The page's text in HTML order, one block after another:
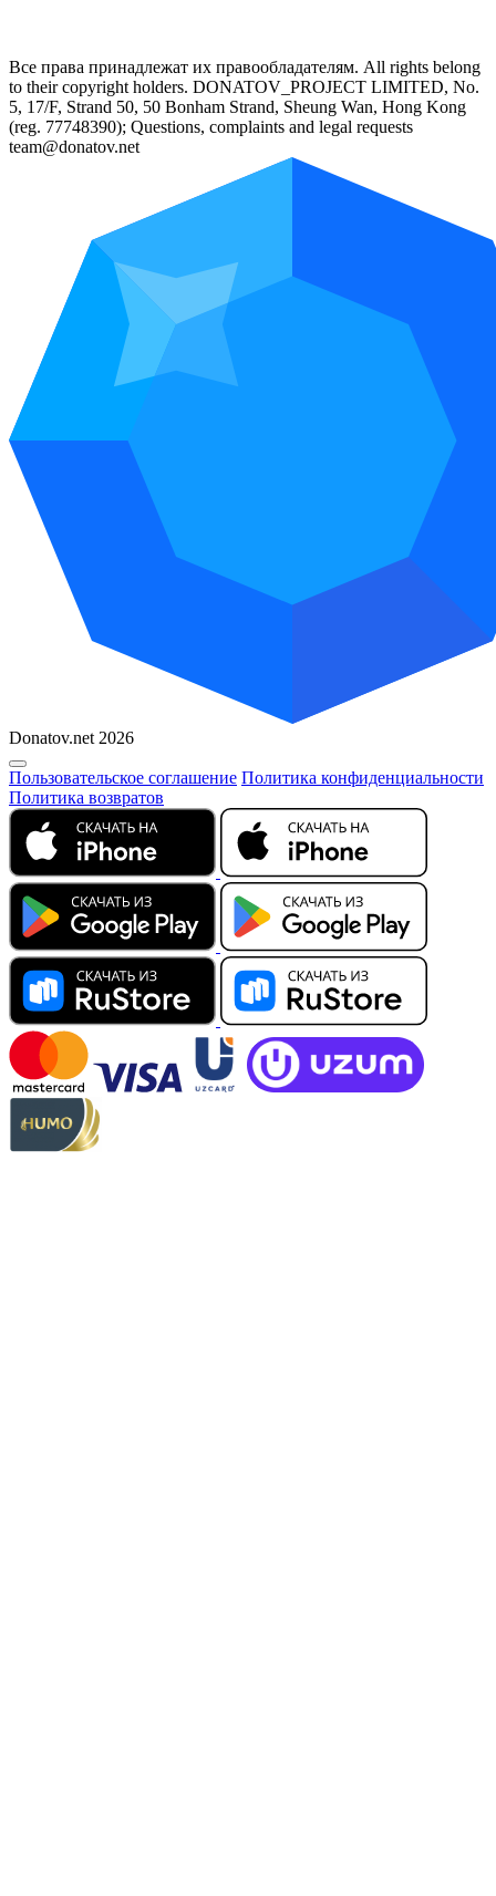
Все права принадлежат их правообладателям. All rights belong
to their copyright holders. DONATOV_PROJECT LIMITED, No.
5, 17/F, Strand 50, 50 Bonham Strand, Sheung Wan, Hong Kong
(reg. 77748390); Questions, complaints and legal requests
team@donatov.net
Donatov.net 2026
Пользовательское соглашение Политика конфиденциальности
Политика возвратов